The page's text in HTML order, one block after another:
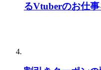
るVtuberのお仕